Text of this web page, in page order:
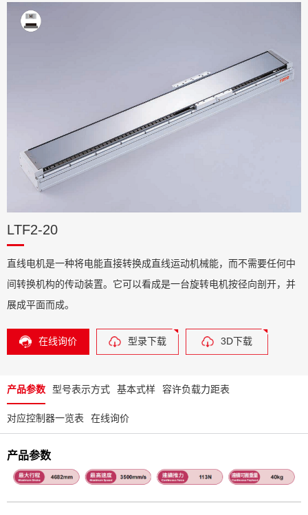
LTF2-20
直线电机是一种将电能直接转换成直线运动机械能，而不需要任何中
间转换机构的传动装置。它可以看成是一台旋转电机按径向剖开，并
展成平面而成。
在线询价 型录下载 3D下载
产品参数 型号表示方式 基本式样 容许负载力距表
对应控制器一览表 在线询价
产品参数